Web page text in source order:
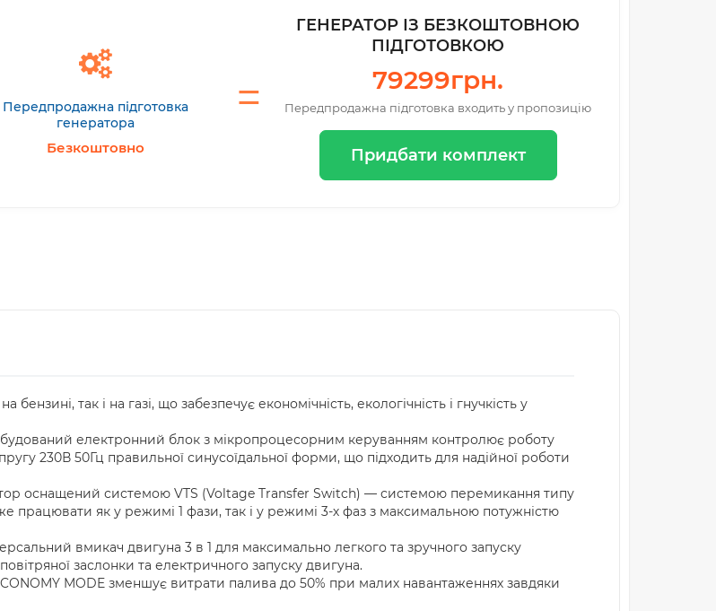
Передпродажна підготовка
генератора
Безкоштовно
ГЕНЕРАТОР ІЗ БЕЗКОШТОВНОЮ
ПІДГОТОВКОЮ
79299грн.
Передпродажна підготовка входить у пропозицію
Придбати комплект
так і на газі, що забезпечує економічність, екологічність і гнучкість у
електронний блок з мікропроцесорним керуванням контролює роботу
230В 50Гц правильної синусоїдальної форми, що підходить для надійної роботи
оснащений системою VTS (Voltage Transfer Switch) — системою перемикання типу
працювати як у режимі 1 фази, так і у режимі 3-х фаз з максимальною потужністю
вмикач двигуна 3 в 1 для максимально легкого та зручного запуску
заслонки та електричного запуску двигуна.
MODE зменшує витрати палива до 50% при малих навантаженнях завдяки